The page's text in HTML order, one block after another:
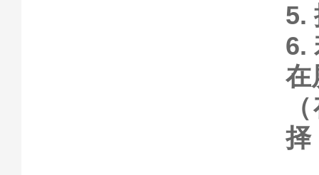
5.
6.
在
择